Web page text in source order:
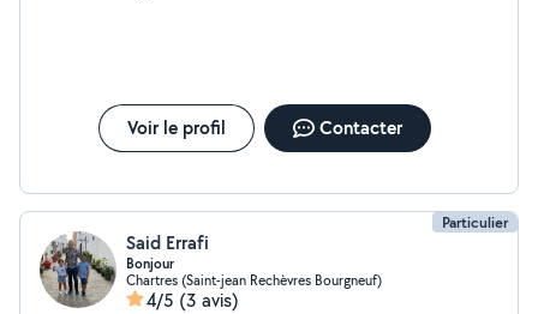
Voir le profil Contacter
Particulier
Said Errafi
Bonjour
Chartres (Saint-jean Rechèvres Bourgneuf)
4/5 (3 avis)